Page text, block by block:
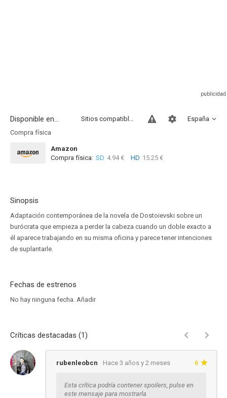
Disponible en... España
Sitios compatibles
Compra física
Amazon
Compra física: SD 4.94 € HD 15.25 €
Sinopsis
Adaptación contemporánea de la novela de Dostoievski sobre un
burócrata que empieza a perder la cabeza cuando un doble exacto a
él aparece trabajando en su misma oficina y parece tener intenciones
de suplantarle.
Fechas de estrenos
No hay ninguna fecha. Añadir
Críticas destacadas (1)
rubenleobcn Hace 3 años y 2 meses 6
Esta crítica podría contener spoilers, pulse en
este mensaje para mostrarla